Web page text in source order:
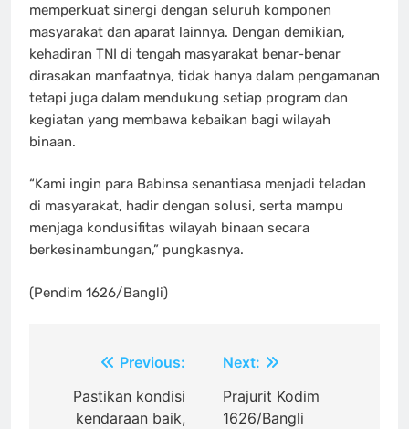
memperkuat sinergi dengan seluruh komponen
masyarakat dan aparat lainnya. Dengan demikian,
kehadiran TNI di tengah masyarakat benar-benar
dirasakan manfaatnya, tidak hanya dalam pengamanan
tetapi juga dalam mendukung setiap program dan
kegiatan yang membawa kebaikan bagi wilayah
binaan.
“Kami ingin para Babinsa senantiasa menjadi teladan
di masyarakat, hadir dengan solusi, serta mampu
menjaga kondusifitas wilayah binaan secara
berkesinambungan,” pungkasnya.
(Pendim 1626/Bangli)
Navigasi
pos
Previous:
Pastikan kondisi
kendaraan baik,
Next:
Prajurit Kodim
1626/Bangli